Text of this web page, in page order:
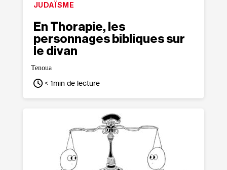
JUDAÏSME
En Thorapie, les
personnages bibliques sur
le divan
Tenoua
< 1min de lecture